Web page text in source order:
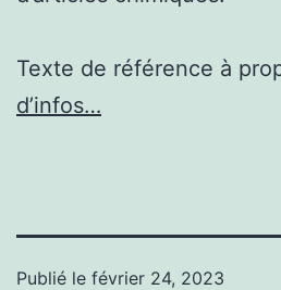
Texte de référence à
d’infos…
Publié le février 24, 2023